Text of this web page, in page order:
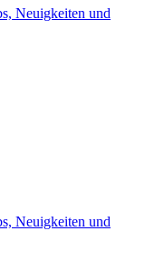
Neuigkeiten und
Neuigkeiten und